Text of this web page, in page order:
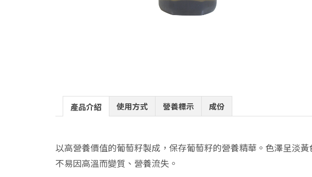
產品介紹 使用方式 營養標示 成份
以高營養價值的葡萄籽製成，保存葡萄籽的營養精華。色澤呈淡
不易因高溫而變質、營養流失。